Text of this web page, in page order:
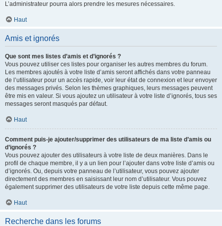
L’administrateur pourra alors prendre les mesures nécessaires.
Haut
Amis et ignorés
Que sont mes listes d’amis et d’ignorés ?
Vous pouvez utiliser ces listes pour organiser les autres membres du forum.
Les membres ajoutés à votre liste d’amis seront affichés dans votre panneau
de l’utilisateur pour un accès rapide, voir leur état de connexion et leur envoyer
des messages privés. Selon les thèmes graphiques, leurs messages peuvent
être mis en valeur. Si vous ajoutez un utilisateur à votre liste d’ignorés, tous ses
messages seront masqués par défaut.
Haut
Comment puis-je ajouter/supprimer des utilisateurs de ma liste d’amis ou
d’ignorés ?
Vous pouvez ajouter des utilisateurs à votre liste de deux manières. Dans le
profil de chaque membre, il y a un lien pour l’ajouter dans votre liste d’amis ou
d’ignorés. Ou, depuis votre panneau de l’utilisateur, vous pouvez ajouter
directement des membres en saisissant leur nom d’utilisateur. Vous pouvez
également supprimer des utilisateurs de votre liste depuis cette même page.
Haut
Recherche dans les forums